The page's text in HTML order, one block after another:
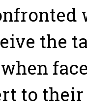
the
to